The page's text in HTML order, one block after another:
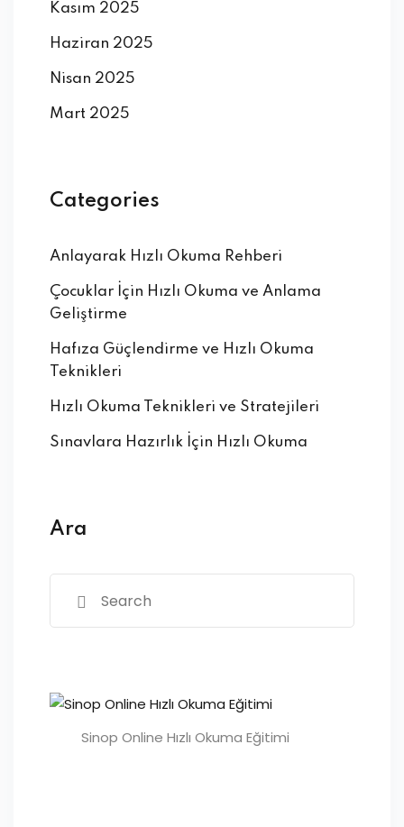
Kasım 2025
Haziran 2025
Nisan 2025
Mart 2025
Categories
Anlayarak Hızlı Okuma Rehberi
Çocuklar İçin Hızlı Okuma ve Anlama
Geliştirme
Hafıza Güçlendirme ve Hızlı Okuma
Teknikleri
Hızlı Okuma Teknikleri ve Stratejileri
Sınavlara Hazırlık İçin Hızlı Okuma
Ara
Sinop Online Hızlı Okuma Eğitimi